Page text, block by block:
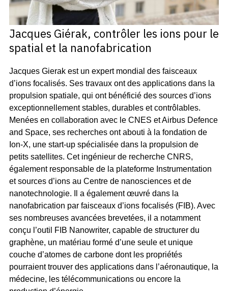
Jacques Giérak, contrôler les ions pour le
spatial et la nanofabrication
Jacques Gierak est un expert mondial des faisceaux
d’ions focalisés. Ses travaux ont des applications dans la
propulsion spatiale, qui ont bénéficié des sources d’ions
exceptionnellement stables, durables et contrôlables.
Menées en collaboration avec le CNES et Airbus Defence
and Space, ses recherches ont abouti à la fondation de
Ion-X, une start-up spécialisée dans la propulsion de
petits satellites. Cet ingénieur de recherche CNRS,
également responsable de la plateforme Instrumentation
et sources d’ions au Centre de nanosciences et de
nanotechnologie. Il a également œuvré dans la
nanofabrication par faisceaux d’ions focalisés (FIB). Avec
ses nombreuses avancées brevetées, il a notamment
conçu l’outil FIB Nanowriter, capable de structurer du
graphène, un matériau formé d’une seule et unique
couche d’atomes de carbone dont les propriétés
pourraient trouver des applications dans l’aéronautique, la
médecine, les télécommunications ou encore la